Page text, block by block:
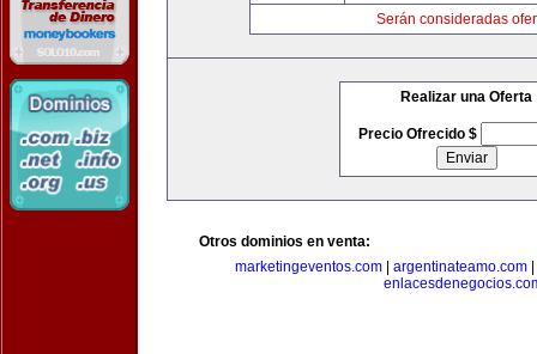
Serán consideradas
Realizar una Oferta
Precio Ofrecido $
Otros dominios en venta:
marketingeventos.com| argentinateamo.com|